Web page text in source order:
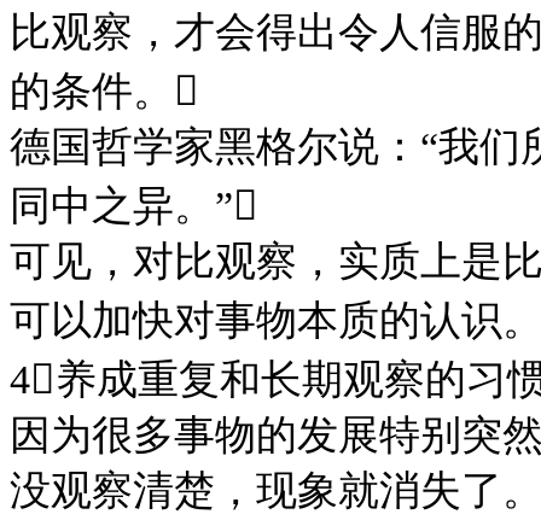
比观察，才会得出令人信服
的条件。
德国哲学家黑格尔说： “我们
同中之异。”
可见，对比观察，实质上是
可以加快对事物本质的认识
4养成重复和长期观察的习
因为很多事物的发展特别突
没观察清楚，现象就消失了